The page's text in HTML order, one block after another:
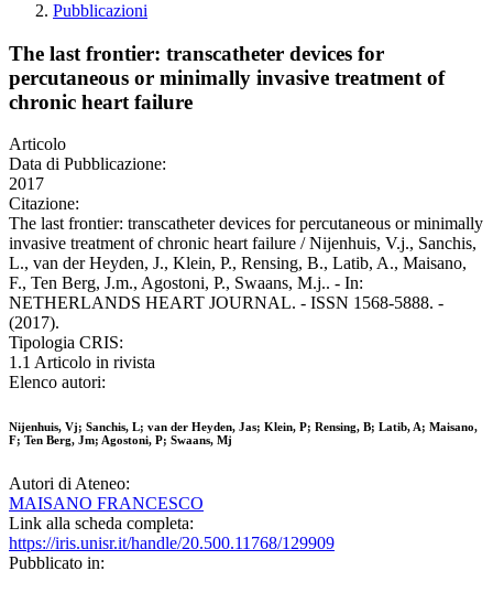
Pubblicazioni
The last frontier: transcatheter devices for
percutaneous or minimally invasive treatment of
chronic heart failure
Articolo
Data di Pubblicazione:
2017
Citazione:
The last frontier: transcatheter devices for percutaneous or minimally
invasive treatment of chronic heart failure / Nijenhuis, V.j., Sanchis,
L., van der Heyden, J., Klein, P., Rensing, B., Latib, A., Maisano,
F., Ten Berg, J.m., Agostoni, P., Swaans, M.j.. - In:
NETHERLANDS HEART JOURNAL. - ISSN 1568-5888. -
(2017).
Tipologia CRIS:
1.1 Articolo in rivista
Elenco autori:
Nijenhuis, Vj; Sanchis, L; van der Heyden, Jas; Klein, P; Rensing, B; Latib, A; Maisano,
F; Ten Berg, Jm; Agostoni, P; Swaans, Mj
Autori di Ateneo:
MAISANO FRANCESCO
Link alla scheda completa:
https://iris.unisr.it/handle/20.500.11768/129909
Pubblicato in: